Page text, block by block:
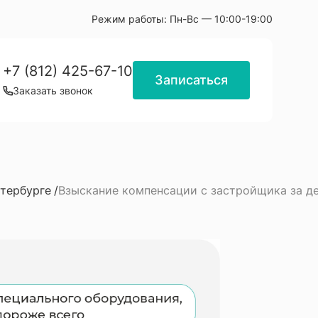
Режим работы: Пн-Вс — 10:00-19:00
+7 (812) 425-67-10
Заказать звонок
Записаться
Взыскание компенсации с застройщика за